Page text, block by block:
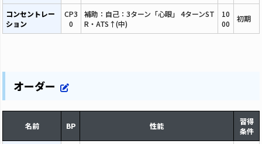
コンセントレー
ション
CP3
0
補助：自己：3ターン「心眼」 4ターンST
R・ATS↑(中)
10
00
初期
オーダー
名前 BP 性能
習得
条件